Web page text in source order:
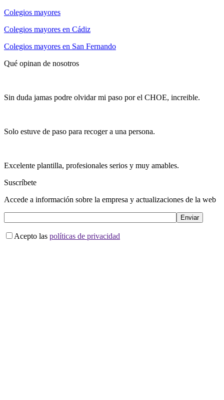
Colegios mayores
Colegios mayores en Cádiz
Colegios mayores en San Fernando
Qué opinan de nosotros
Sin duda jamas podre olvidar mi paso por el CHOE, increible.
Solo estuve de paso para recoger a una persona.
Excelente plantilla, profesionales serios y muy amables.
Suscríbete
Accede a información sobre la empresa y actualizaciones de la web
Acepto las políticas de privacidad